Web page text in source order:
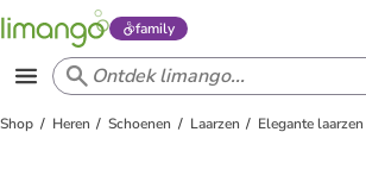
family
Shop Heren Schoenen Laarzen Elegante laarzen